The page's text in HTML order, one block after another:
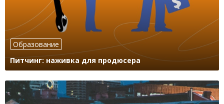
Образование
Питчинг: наживка для продюсера